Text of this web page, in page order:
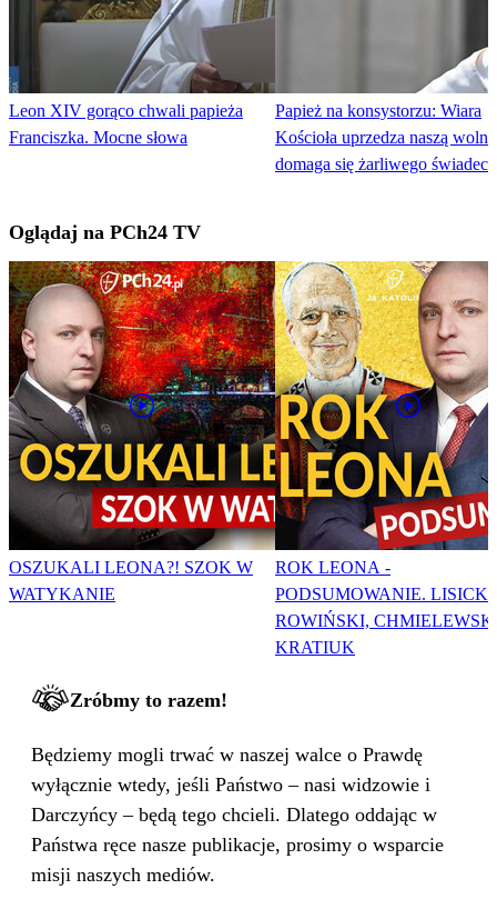
Leon XIV gorąco chwali papieża
Franciszka. Mocne słowa
Papież na konsystorzu: Wiara
Kościoła uprzedza naszą
domaga się żarliwego
Oglądaj na PCh24 TV
OSZUKALI LEONA?! SZOK W
WATYKANIE
ROK LEONA -
PODSUMOWANIE. LISICKI,
ROWIŃSKI,
KRATIUK
Zróbmy to razem!
Będziemy mogli trwać w naszej walce o Prawdę
wyłącznie wtedy, jeśli Państwo – nasi widzowie i
Darczyńcy – będą tego chcieli. Dlatego oddając w
Państwa ręce nasze publikacje, prosimy o wsparcie
misji naszych mediów.